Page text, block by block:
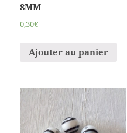
8MM
0,30€
Ajouter au panier